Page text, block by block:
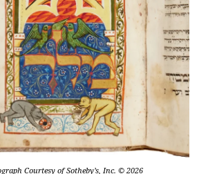
Courtesy of Sotheby’s, Inc. © 2026